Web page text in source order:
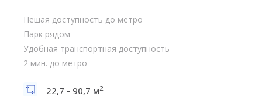
Пешая доступность до метро
Парк рядом
Удобная транспортная доступность
2 мин. до метро
22,7 - 90,7 м2